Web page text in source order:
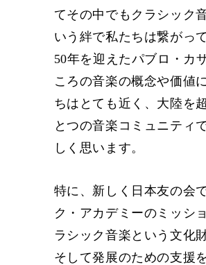
てその中でもクラシック
いう絆で私たちは繋がっ
50年を迎えたパブロ・カ
ころの音楽の概念や価値
ちはとても近く、大陸を
とつの音楽コミュニティ
しく思います。
特に、新しく日本友の会
ク・アカデミーのミッシ
ラシック音楽という文化
そして発展のための支援